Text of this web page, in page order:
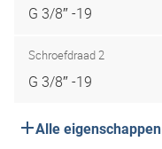
G 3/8″ -19
Schroefdraad 2
G 3/8″ -19
Alle eigenschappen